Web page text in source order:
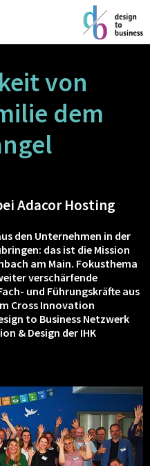
von
dem
Adacor Hosting
den Unternehmen in der
das ist die Mission
am Main. Fokusthema
verschärfende
und Führungskräfte aus
Cross Innovation
to Business Netzwerk
& Design der IHK